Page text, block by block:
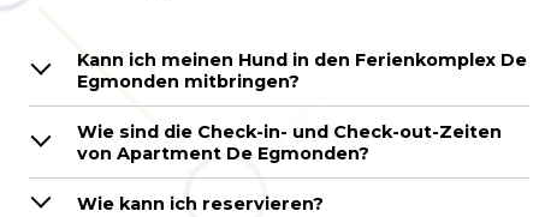
Kann ich meinen Hund in den Ferienkomplex De
Egmonden mitbringen?
Wie sind die Check-in- und Check-out-Zeiten
von Apartment De Egmonden?
Wie kann ich reservieren?